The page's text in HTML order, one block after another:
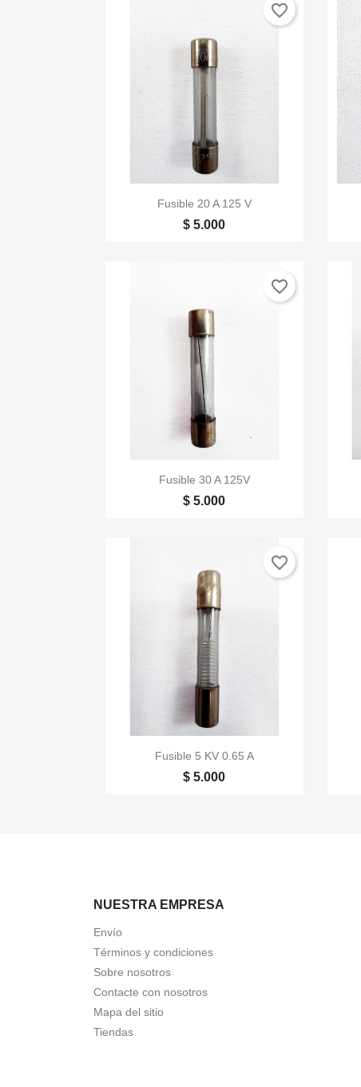
Vista rápida
Fusible 20 A 125 V
$ 5.000
favorite_border
Vista rápida
Fusible 30 A 125V
$ 5.000
favorite_border
Vista rápida
Fusible 5 KV 0.65 A
$ 5.000
favorite_border
NUESTRA EMPRESA
Envío
Términos y condiciones
Sobre nosotros
Contacte con nosotros
Mapa del sitio
Tiendas